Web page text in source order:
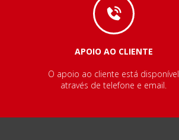
APOIO AO CLIENTE
O apoio ao cliente está disponível
através de telefone e email.